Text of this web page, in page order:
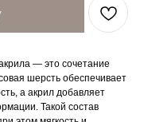
— это сочетание
шерсть обеспечивает
а акрил добавляет
Такой состав